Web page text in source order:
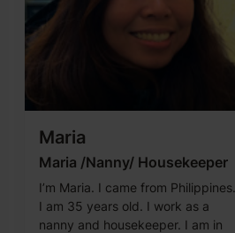
Maria
Maria /Nanny/ Housekeeper
I’m Maria. I came from Philippines.
I am 35 years old. I work as a
nanny and housekeeper. I am in